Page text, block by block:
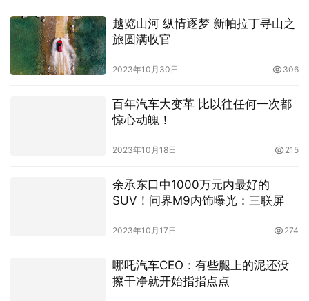
越览山河 纵情逐梦 新帕拉丁寻山之
旅圆满收官
2023年10月30日 306
百年汽车大变革 比以往任何一次都
惊心动魄！
2023年10月18日 215
余承东口中1000万元内最好的
SUV！问界M9内饰曝光：三联屏
2023年10月17日 274
哪吒汽车CEO：有些腿上的泥还没
擦干净就开始指指点点